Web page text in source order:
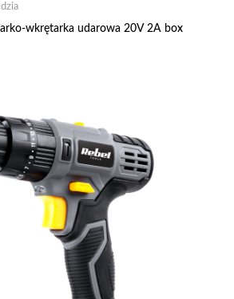
wkrętarka udarowa 20V 2A box